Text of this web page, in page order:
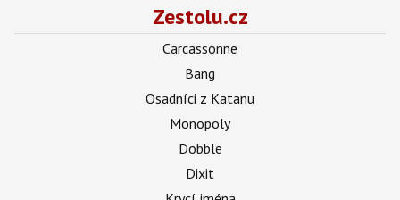
Zestolu.cz
Carcassonne
Bang
Osadníci z Katanu
Monopoly
Dobble
Dixit